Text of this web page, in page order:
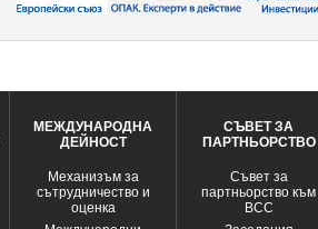
МЕЖДУНАРОДНА
ДЕЙНОСТ
Механизъм за
сътрудничество и
оценка
СЪВЕТ ЗА
ПАРТНЬОРСТВО
Съвет за
партньорство към
ВСС